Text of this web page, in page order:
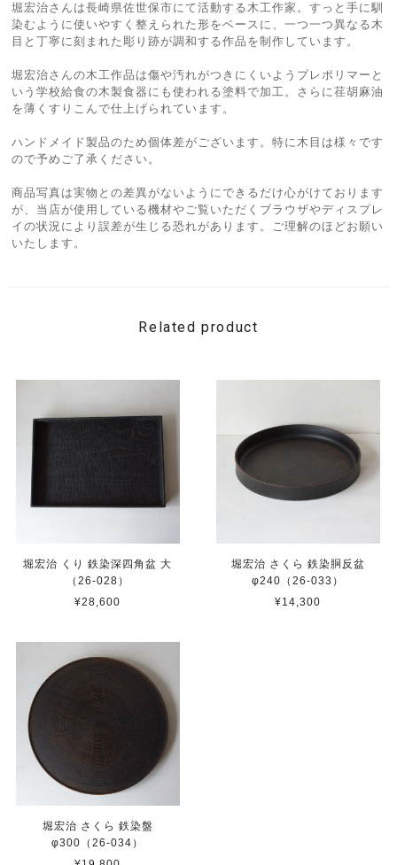
堀宏治さんは長崎県佐世保市にて活動する木工作家。すっと手に馴
染むように使いやすく整えられた形をベースに、一つ一つ異なる木
目と丁寧に刻まれた彫り跡が調和する作品を制作しています。
堀宏治さんの木工作品は傷や汚れがつきにくいようプレポリマーと
いう学校給食の木製食器にも使われる塗料で加工。さらに荏胡麻油
を薄くすりこんで仕上げられています。
ハンドメイド製品のため個体差がございます。特に木目は様々です
ので予めご了承ください。
商品写真は実物との差異がないようにできるだけ心がけております
が、当店が使用している機材やご覧いただくブラウザやディスプレ
イの状況により誤差が生じる恐れがあります。ご理解のほどお願い
いたします。
Related product
堀宏治 くり 鉄染深四角盆 大
（26-028）
¥28,600
堀宏治 さくら 鉄染胴反盆
φ240（26-033）
¥14,300
堀宏治 さくら 鉄染盤
φ300（26-034）